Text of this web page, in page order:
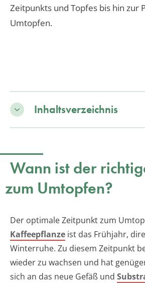
Zeitpunkts und Topfes bis hin zur
Umtopfen.
Inhaltsverzeichnis
Wann ist der
zum Umtopfen?
Der optimale Zeitpunkt zum
Kaffeepflanze ist das Frühjahr,
Winterruhe. Zu diesem Zeitpunkt
wieder zu wachsen und hat
sich an das neue Gefäß und